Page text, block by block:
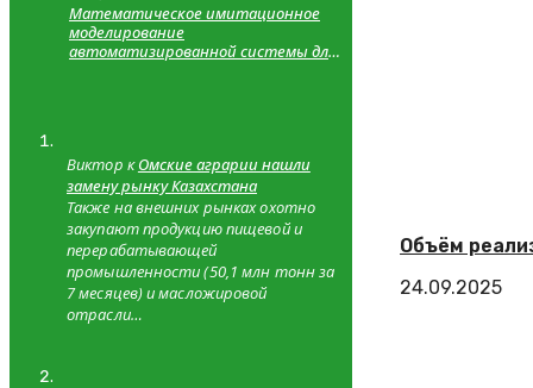
Объём
24.09.2025
Математическое имитационное
моделирование
автоматизированной системы для
Виктор кОмские аграрии нашли
замену рынку Казахстана
Также на внешних рынках охотно
закупают продукцию пищевой и
перерабатывающей
промышленности (50,1 млн тонн за
7 месяцев) и масложировой
отрасли…